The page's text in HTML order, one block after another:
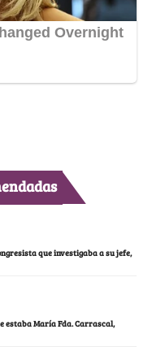
que investigaba a su jefe,
estaba María Fda. Carrascal,